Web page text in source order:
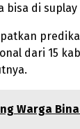
di
dari 15
Warga